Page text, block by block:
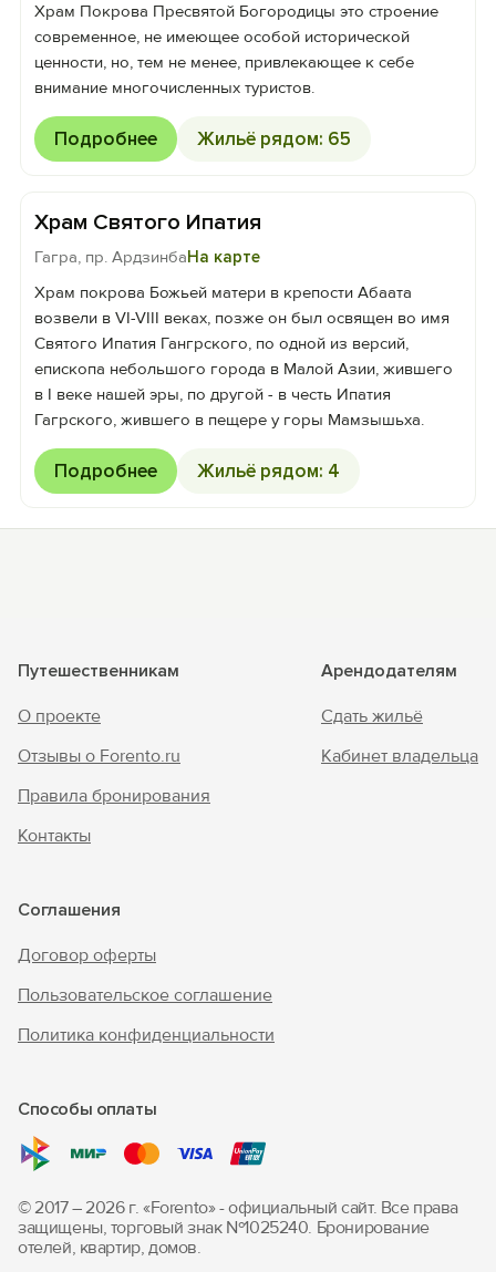
Храм Покрова Пресвятой Богородицы это строение
современное, не имеющее особой исторической
ценности, но, тем не менее, привлекающее к себе
внимание многочисленных туристов.
Подробнее Жильё рядом: 65
Храм Святого Ипатия
Гагра, пр. АрдзинбаНа карте
Храм покрова Божьей матери в крепости Абаата
возвели в VI-VIII веках, позже он был освящен во имя
Святого Ипатия Гангрского, по одной из версий,
епископа небольшого города в Малой Азии, жившего
в I веке нашей эры, по другой - в честь Ипатия
Гагрского, жившего в пещере у горы Мамзышьха.
Подробнее Жильё рядом: 4
Путешественникам
О проекте
Отзывы о Forento.ru
Правила бронирования
Контакты
Арендодателям
Сдать жильё
Кабинет владельца
Соглашения
Договор оферты
Пользовательское соглашение
Политика конфиденциальности
Способы оплаты
© 2017 – 2026 г. «Forento» - официальный сайт. Все права
защищены, торговый знак Nº1025240. Бронирование
отелей, квартир, домов.